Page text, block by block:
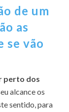
de um
as
se vão
perto dos
alcance os
sentido, para